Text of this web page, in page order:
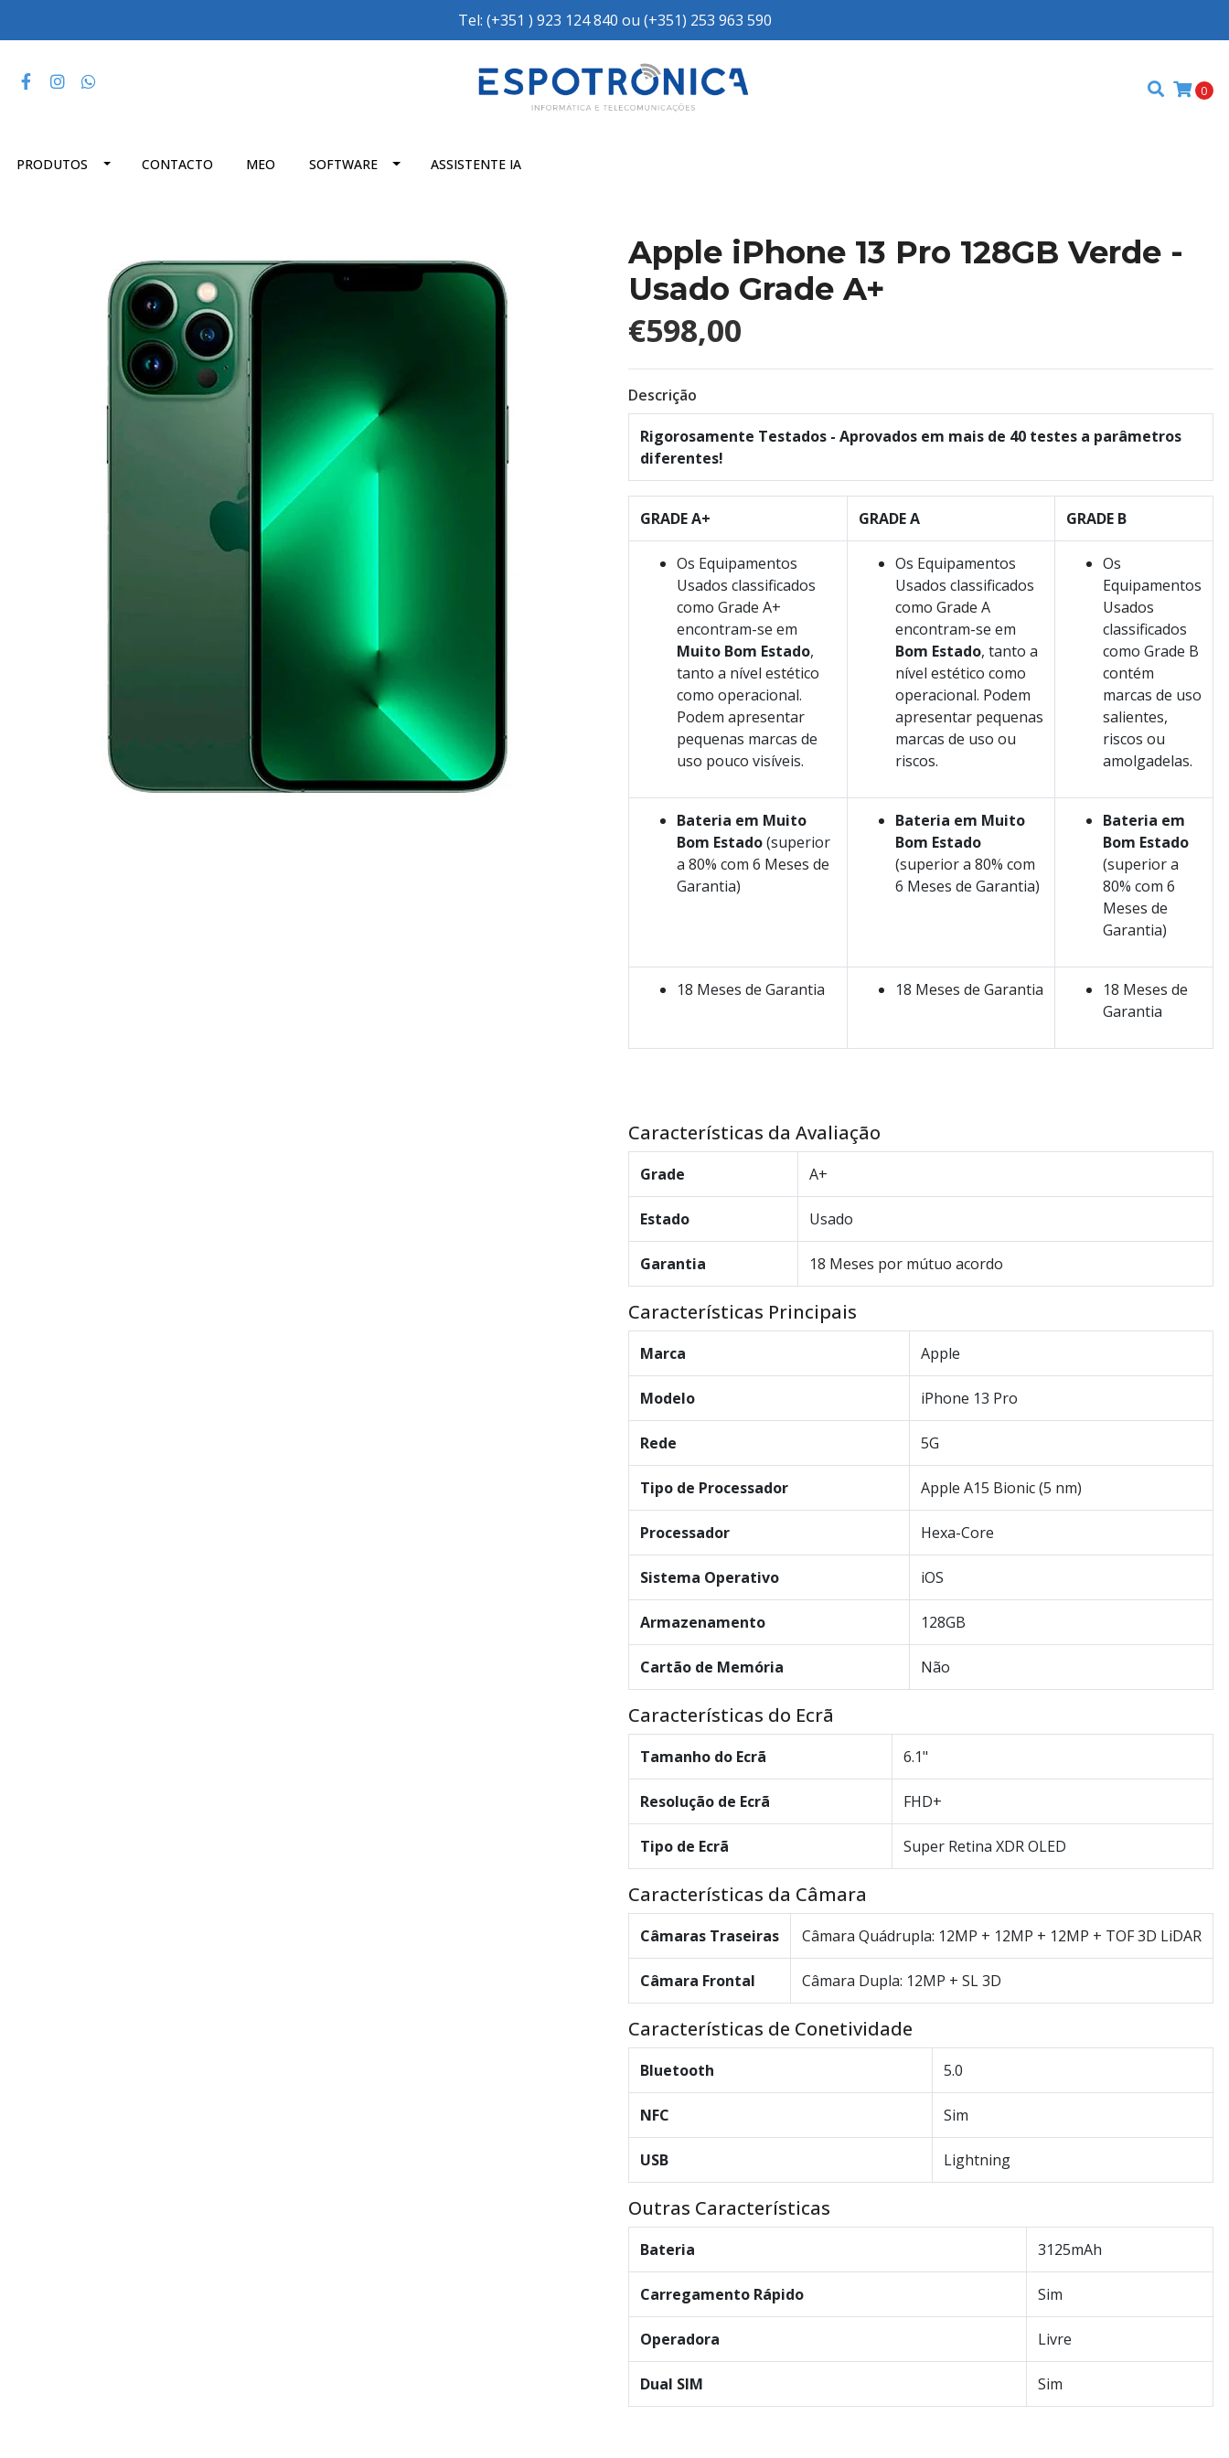
Tel: (+351 ) 923 124 840 ou (+351) 253 963 590
0
PRODUTOS CONTACTO MEO SOFTWARE ASSISTENTE IA
Apple iPhone 13 Pro 128GB Verde -
Usado Grade A+
€598,00
Descrição
Rigorosamente Testados - Aprovados em mais de 40 testes a parâmetros
diferentes!
GRADE A+ GRADE A GRADE B
Os Equipamentos
Usados classificados
como Grade A+
encontram-se em
Muito Bom Estado,
tanto a nível estético
como operacional.
Podem apresentar
pequenas marcas de
uso pouco visíveis.
Os Equipamentos
Usados classificados
como Grade A
encontram-se em
Bom Estado, tanto a
nível estético como
operacional. Podem
apresentar pequenas
marcas de uso ou
riscos.
Os
Equipamentos
Usados
classificados
como Grade B
contém
marcas de uso
salientes,
riscos ou
amolgadelas.
Bateria em Muito
Bom Estado(superior
a 80% com 6 Meses de
Garantia)
Bateria em Muito
Bom Estado
(superior a 80% com
6 Meses de Garantia)
Bateria em
Bom Estado
(superior a
80% com 6
Meses de
Garantia)
18 Meses de Garantia 18 Meses de Garantia
18 Meses de
Garantia
Características da Avaliação
Grade A+
Estado Usado
Garantia 18 Meses por mútuo acordo
Características Principais
Marca Apple
Modelo iPhone 13 Pro
Rede 5G
Tipo de Processador Apple A15 Bionic (5 nm)
Processador Hexa-Core
Sistema Operativo iOS
Armazenamento 128GB
Cartão de Memória Não
Características do Ecrã
Tamanho do Ecrã 6.1"
Resolução de Ecrã FHD+
Tipo de Ecrã Super Retina XDR OLED
Características da Câmara
Câmaras Traseiras Câmara Quádrupla: 12MP + 12MP + 12MP + TOF 3D LiDAR
Câmara Frontal Câmara Dupla: 12MP + SL 3D
Características de Conetividade
Bluetooth 5.0
NFC Sim
USB Lightning
Outras Características
Bateria 3125mAh
Carregamento Rápido Sim
Operadora Livre
Dual SIM Sim